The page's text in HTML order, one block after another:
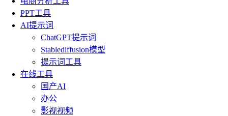
PPT工具
AI提示词
ChatGPT提示词
Stablediffusion模型
提示词工具
在线工具
国产AI
办公
影视视频